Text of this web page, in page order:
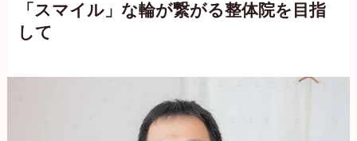
「スマイル」な輪が繋がる整体院を目指
して